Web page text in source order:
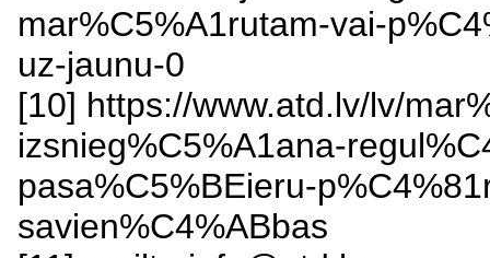
mar%C5%A1rutam-vai-
uz-jaunu-0
[10] https://www.atd.lv/lv/
izsnieg%C5%A1ana-
pasa%C5%BEieru-
savien%C4%ABbas